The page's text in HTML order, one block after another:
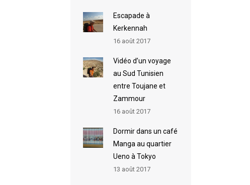
Escapade à
Kerkennah
16 août 2017
Vidéo d’un voyage
au Sud Tunisien
entre Toujane et
Zammour
16 août 2017
Dormir dans un café
Manga au quartier
Ueno à Tokyo
13 août 2017